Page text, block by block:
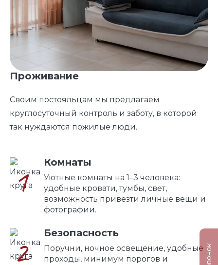
Проживание
Своим постояльцам мы предлагаем
круглосуточный контроль и заботу, в которой
так нуждаются пожилые люди.
1 Комнаты
Уютные комнаты на 1–3 человека:
удобные кровати, тумбы, свет,
возможность привезти личные вещи и
фотографии.
2 Безопасность
Поручни, ночное освещение, удобные
проходы, минимум порогов и